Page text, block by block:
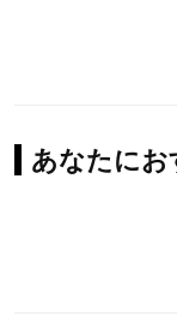
あなたにお